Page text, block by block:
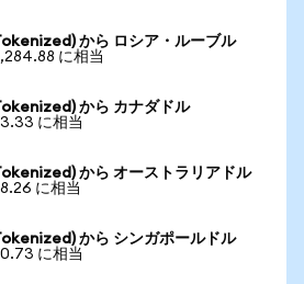
から ロシア・ルーブル
に相当
から カナダドル
に相当
から オーストラリアドル
に相当
から シンガポールドル
に相当